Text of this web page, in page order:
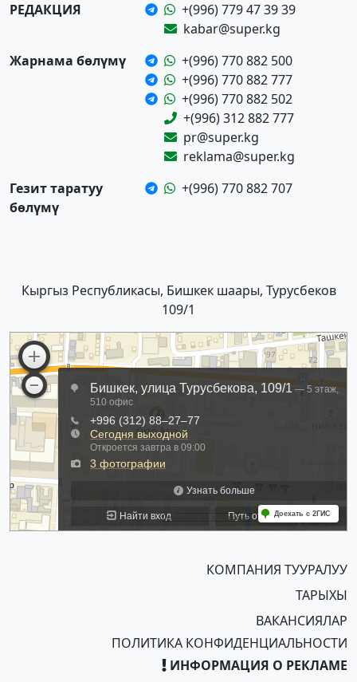
РЕДАКЦИЯ
+(996) 779 47 39 39
kabar@super.kg
Жарнама бөлүмү
+(996) 770 882 500
+(996) 770 882 777
+(996) 770 882 502
+(996) 312 882 777
pr@super.kg
reklama@super.kg
Гезит таратуу
бөлүмү
+(996) 770 882 707
Кыргыз Республикасы, Бишкек шаары, Турусбеков
109/1
КОМПАНИЯ ТУУРАЛУУ
ТАРЫХЫ
ВАКАНСИЯЛАР
ПОЛИТИКА КОНФИДЕНЦИАЛЬНОСТИ
ИНФОРМАЦИЯ О РЕКЛАМЕ